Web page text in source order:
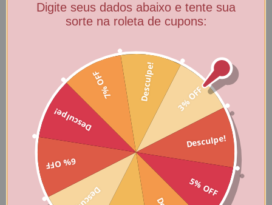
Biscoito Sequilho de
Milho - Pote 400g
a partir de
R$ 27,00
R$ 25,65
via Pagar
Biscoito Sequilho de
Coco - Pote 100g
a partir deR$ 8,00
R$ 7,60
via Pagar com
Digite seus dados abaixo e tente sua
sorte na roleta de cupons:
3% OFF
Desculpe!
5% OFF
6% OFF
Desculpe!
7% OFF Desculpe!